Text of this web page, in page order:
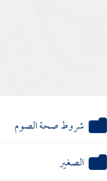
شروط صحة الصوم
الصغير